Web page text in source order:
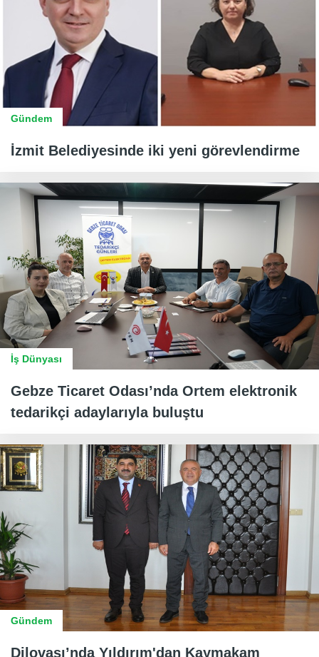
Gündem
İzmit Belediyesinde iki yeni görevlendirme
İş Dünyası
Gebze Ticaret Odası’nda Ortem elektronik
tedarikçi adaylarıyla buluştu
Gündem
Dilovası’nda Yıldırım'dan Kaymakam